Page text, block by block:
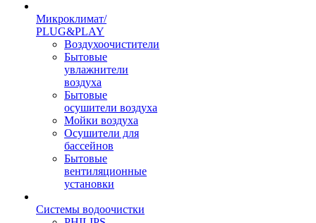
Микроклимат/
PLUG&PLAY
Воздухоочистители
Бытовые
увлажнители
воздуха
Бытовые
осушители воздуха
Мойки воздуха
Осушители для
бассейнов
Бытовые
вентиляционные
установки
Системы водоочистки